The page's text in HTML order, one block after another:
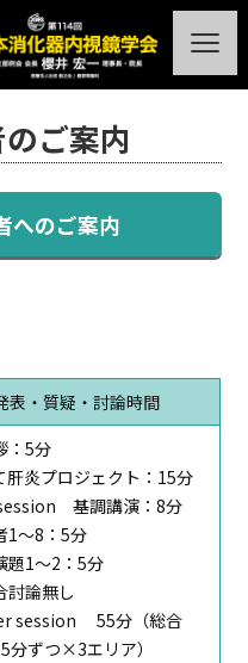
ご案内
へのご案内
表・質疑・討論時間
：5分
肝炎プロジェクト：15分
基調講演：8分
1～8：5分
題1～2：5分
論無し
session 55分（総合
分ずつ×3エリア）
ーム
催概要
択結果
場のご案内
児のご案内